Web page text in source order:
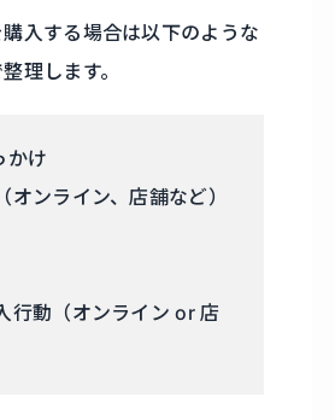
入する場合は以下のような
理します。
かけ
オンライン、店舗など）
行動（オンライン or 店